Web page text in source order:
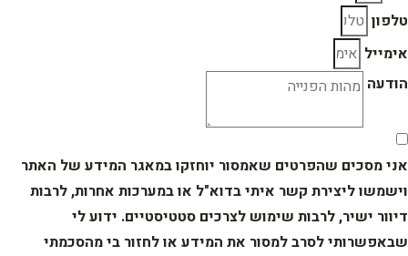
טלפון
אימייל
הודעה
אני מסכים שהפרטים שאמסור יוחזקו במאגר המידע של האתר
וישמשו ליצירת קשר איתי בדוא"ל או במערכות אחרות, לרבות
דיוור ישיר, לרבות שימוש לצרכים סטטיסטיים. ידוע לי
שבאפשרותי לסרב למסור את המידע או לחזור בי מהסכמתי